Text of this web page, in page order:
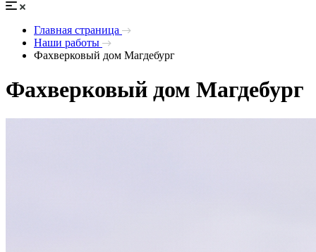
Главная страница
Наши работы
Фахверковый дом Магдебург
Фахверковый дом Магдебург